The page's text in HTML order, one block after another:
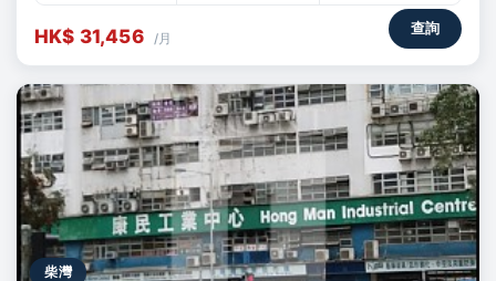
HK$ 31,456 /月
查詢
柴灣